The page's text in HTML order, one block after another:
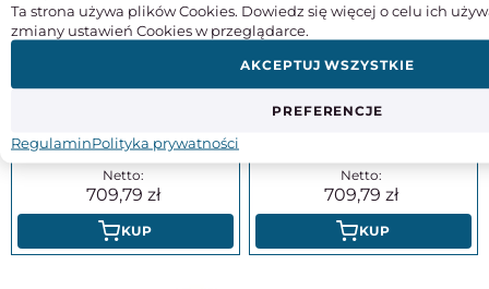
873,04
709,79
KUP
Nóż tokarski składany do toczenia
709,79
KUP
Ta strona używa plików Cookies. Dowiedz się więcej o celu ich
zmiany ustawień Cookies w przeglądarce.
PREFERENCJE
AKCEPTUJ WSZYSTKIE
RegulaminPolityka prywatności